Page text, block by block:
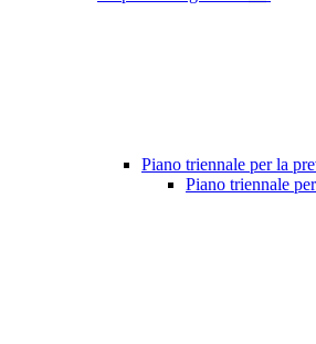
Piano triennale per la
Piano triennale